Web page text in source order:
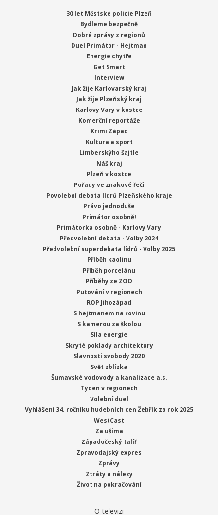
30 let Městské policie Plzeň
Bydleme bezpečně
Dobré zprávy z regionů
Duel Primátor - Hejtman
Energie chytře
Get Smart
Interview
Jak žije Karlovarský kraj
Jak žije Plzeňský kraj
Karlovy Vary v kostce
Komerční reportáže
Krimi Západ
Kultura a sport
Limberskýho šajtle
Náš kraj
Plzeň v kostce
Pořady ve znakové řeči
Povolební debata lídrů Plzeňského kraje
Právo jednoduše
Primátor osobně!
Primátorka osobně - Karlovy Vary
Předvolební debata - Volby 2024
Předvolební superdebata lídrů - Volby 2025
Příběh kaolinu
Příběh porcelánu
Příběhy ze ZOO
Putování v regionech
ROP Jihozápad
S hejtmanem na rovinu
S kamerou za školou
Síla energie
Skryté poklady architektury
Slavnosti svobody 2020
Svět zblízka
Šumavské vodovody a kanalizace a.s.
Týden v regionech
Volební duel
Vyhlášení 34. ročníku hudebních cen Žebřík za rok 2025
WestCast
Za ušima
Západočeský talíř
Zpravodajský expres
Zprávy
Ztráty a nálezy
Život na pokračování
O televizi